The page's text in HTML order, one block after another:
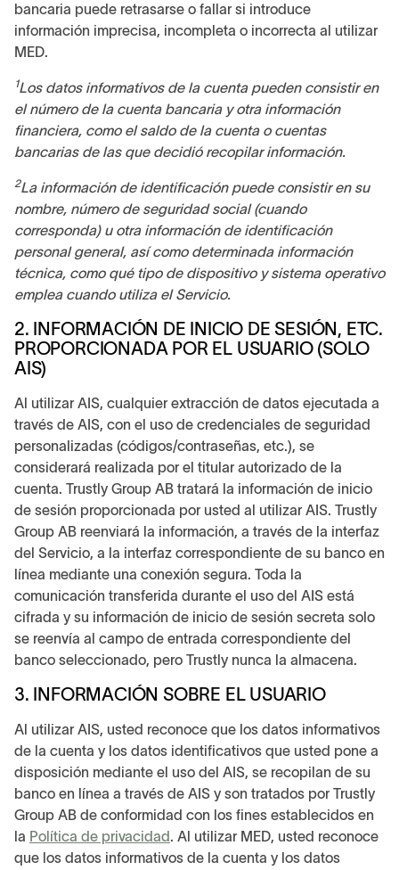
bancaria puede retrasarse o fallar si introduce
información imprecisa, incompleta o incorrecta al utilizar
MED.
1Los datos informativos de la cuenta pueden consistir en
el número de la cuenta bancaria y otra información
financiera, como el saldo de la cuenta o cuentas
bancarias de las que decidió recopilar información.
2La información de identificación puede consistir en su
nombre, número de seguridad social (cuando
corresponda) u otra información de identificación
personal general, así como determinada información
técnica, como qué tipo de dispositivo y sistema operativo
emplea cuando utiliza el Servicio.
2. INFORMACIÓN DE INICIO DE SESIÓN, ETC.
PROPORCIONADA POR EL USUARIO (SOLO
AIS)
Al utilizar AIS, cualquier extracción de datos ejecutada a
través de AIS, con el uso de credenciales de seguridad
personalizadas (códigos/contraseñas, etc.), se
considerará realizada por el titular autorizado de la
cuenta. Trustly Group AB tratará la información de inicio
de sesión proporcionada por usted al utilizar AIS. Trustly
Group AB reenviará la información, a través de la interfaz
del Servicio, a la interfaz correspondiente de su banco en
línea mediante una conexión segura. Toda la
comunicación transferida durante el uso del AIS está
cifrada y su información de inicio de sesión secreta solo
se reenvía al campo de entrada correspondiente del
banco seleccionado, pero Trustly nunca la almacena.
3. INFORMACIÓN SOBRE EL USUARIO
Al utilizar AIS, usted reconoce que los datos informativos
de la cuenta y los datos identificativos que usted pone a
disposición mediante el uso del AIS, se recopilan de su
banco en línea a través de AIS y son tratados por Trustly
Group AB de conformidad con los fines establecidos en
la Política de privacidad. Al utilizar MED, usted reconoce
que los datos informativos de la cuenta y los datos